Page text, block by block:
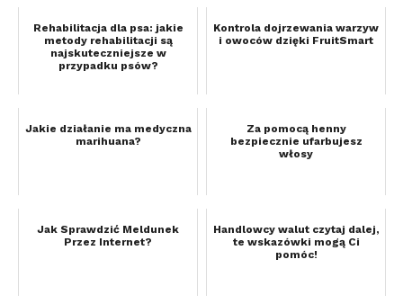
Rehabilitacja dla psa: jakie
metody rehabilitacji są
najskuteczniejsze w
przypadku psów?
Kontrola dojrzewania warzyw
i owoców dzięki FruitSmart
Jakie działanie ma medyczna
marihuana?
Za pomocą henny
bezpiecznie ufarbujesz
włosy
Jak Sprawdzić Meldunek
Przez Internet?
Handlowcy walut czytaj dalej,
te wskazówki mogą Ci
pomóc!